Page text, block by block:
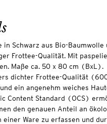
in Schwarz aus Bio-Baumwolle
Frottee-Qualität. Mit
Maße ca. 50 x 80 cm (BxL).
dichter Frottee-Qualität
ein angenehm weiches
Content Standard (OCS)
den genauen Anteil an
einer Ware zu erfassen und